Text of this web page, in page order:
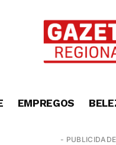
EMPREGOS
-